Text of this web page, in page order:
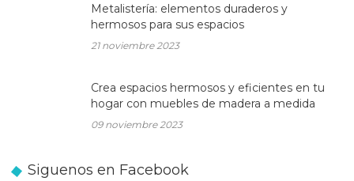
Metalistería: elementos duraderos y
hermosos para sus espacios
21 noviembre 2023
Crea espacios hermosos y eficientes en tu
hogar con muebles de madera a medida
09 noviembre 2023
Siguenos en Facebook